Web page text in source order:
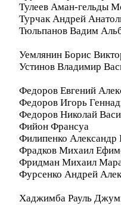
Тулеев Аман-гельды
Турчак Андрей
Тюльпанов Вадим
Уемлянин Борис
Устинов Владимир
Федоров Евгений
Федоров Игорь
Федоров Николай
Фийон Франсуа
Филипенко Александр
Фрадков Михаил
Фридман Михаил
Фурсенко Андрей
Хаджимба Рауль